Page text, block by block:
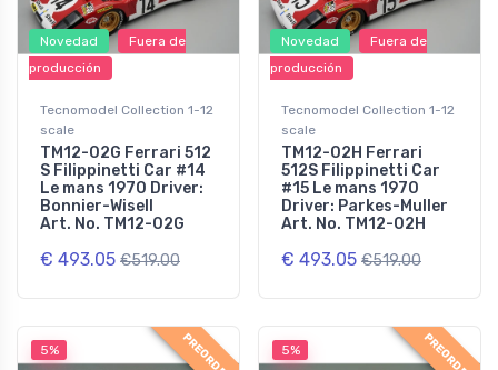
Novedad
Fuera de
producción
Tecnomodel Collection 1-12
scale
TM12-02G Ferrari 512
S Filippinetti Car #14
Le mans 1970 Driver:
Bonnier-Wisell
Art. No. TM12-02G
€ 493.05 €519.00
Novedad
Fuera de
producción
Tecnomodel Collection 1-12
scale
TM12-02H Ferrari
512S Filippinetti Car
#15 Le mans 1970
Driver: Parkes-Muller
Art. No. TM12-02H
€ 493.05 €519.00
5% PREORDER 5% PREORDER